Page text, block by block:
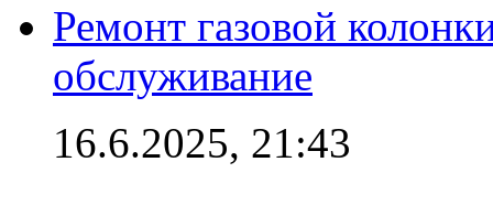
Ремонт газовой
обслуживание
16.6.2025, 21:43